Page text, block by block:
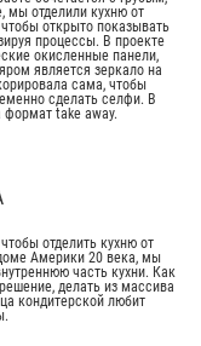
мы отделили кухню от
открыто показывать
процессы. В проекте
окисленные панели,
является зеркало на
сама, чтобы
сделать селфи. В
take away.
отделить кухню от
Америки 20 века, мы
часть кухни. Как
делать из массива
кондитерской любит